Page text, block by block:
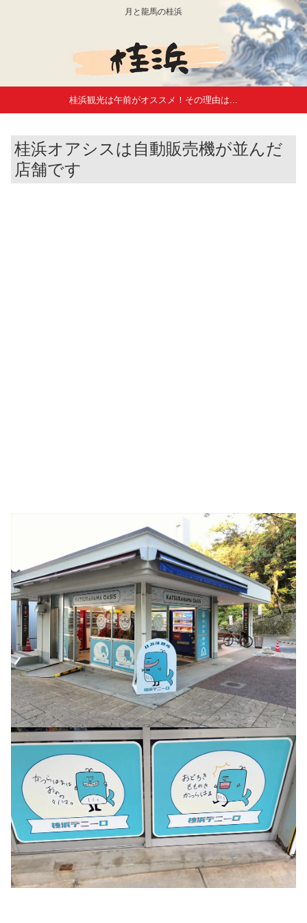
月と龍馬の桂浜
桂浜観光は午前がオススメ！その理由は...
桂浜オアシスは自動販売機が並んだ
店舗です